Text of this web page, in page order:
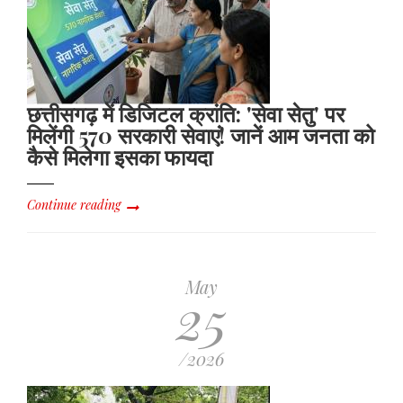
छत्तीसगढ़ में डिजिटल क्रांति: 'सेवा सेतु' पर
मिलेंगी 570 सरकारी सेवाएं! जानें आम जनता को
कैसे मिलेगा इसका फायदा
Continue reading
May
25
/2026